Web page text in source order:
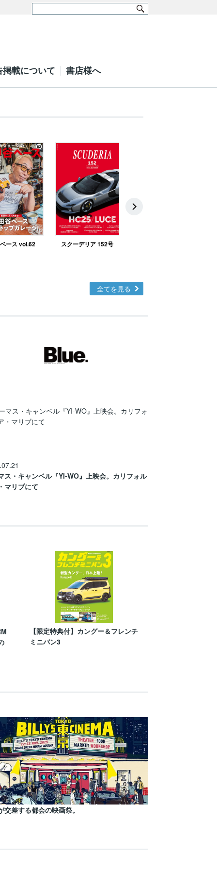
掲載について 書店様へ
ース vol.62 スクーデリア 152号
全てを見る
ス・キャンベル『YI-WO』上映会。カリフォル
マリブにて
【限定特典付】カングー＆フレンチ
ミニバン3
交差する都会の映画祭。